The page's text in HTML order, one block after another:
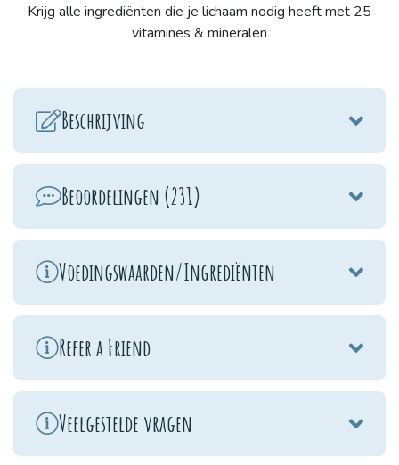
Krijg alle ingrediënten die je lichaam nodig heeft met 25
vitamines & mineralen
Beschrijving
Beoordelingen (231)
Voedingswaarden/Ingrediënten
Refer a Friend
Veelgestelde vragen